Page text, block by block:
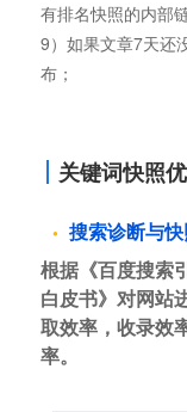
有排名快照的内部
9）如果文章7天还
布；
关键词快照
搜索诊断与
根据《百度搜索
白皮书》对网站
取效率，收录效
率。